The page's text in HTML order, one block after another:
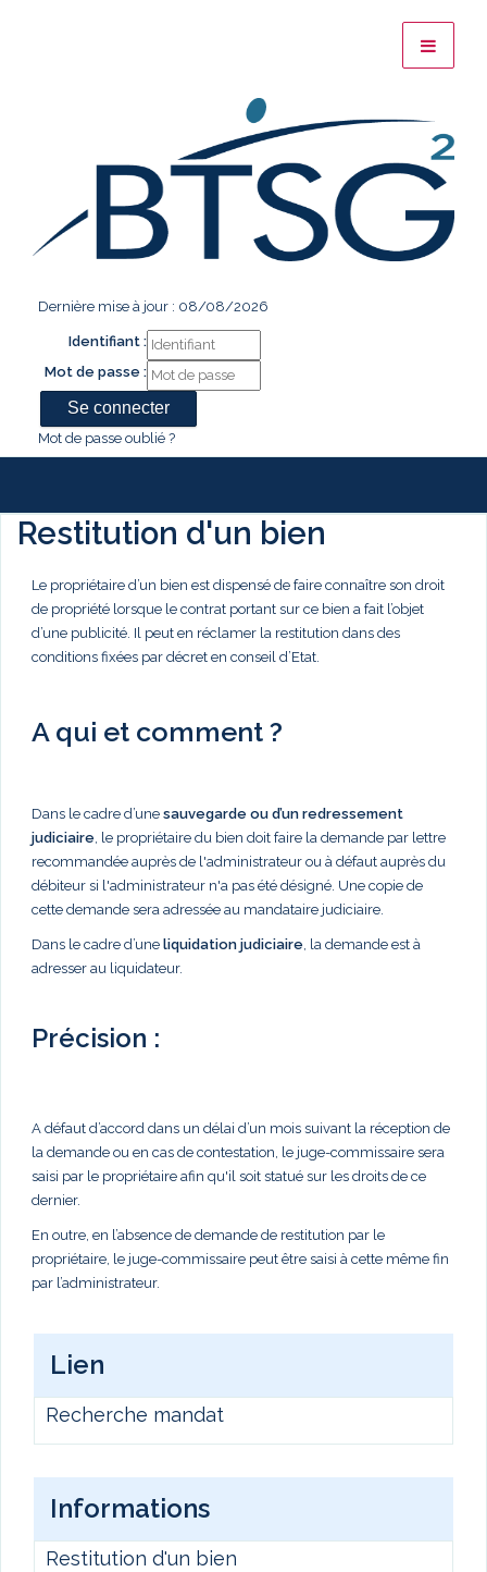
Dernière mise à jour : 08/08/2026
Identifiant :
Mot de passe :
Mot de passe oublié ?
Restitution d'un bien
Le propriétaire d’un bien est dispensé de faire connaître son droit
de propriété lorsque le contrat portant sur ce bien a fait l’objet
d’une publicité. Il peut en réclamer la restitution dans des
conditions fixées par décret en conseil d’Etat.
A qui et comment ?
Dans le cadre d’une sauvegarde ou d’un redressement
judiciaire , le propriétaire du bien doit faire la demande par lettre
recommandée auprès de l'administrateur ou à défaut auprès du
débiteur si l'administrateur n'a pas été désigné. Une copie de
cette demande sera adressée au mandataire judiciaire.
Dans le cadre d’une liquidation judiciaire , la demande est à
adresser au liquidateur.
Précision :
A défaut d’accord dans un délai d’un mois suivant la réception de
la demande ou en cas de contestation, le juge-commissaire sera
saisi par le propriétaire afin qu'il soit statué sur les droits de ce
dernier.
En outre, en l’absence de demande de restitution par le
propriétaire, le juge-commissaire peut être saisi à cette même fin
par l’administrateur.
Lien
Recherche mandat
Informations
Restitution d'un bien